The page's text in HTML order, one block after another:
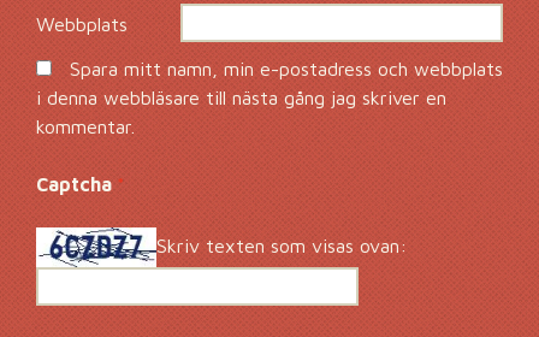
Webbplats
Spara mitt namn, min e-postadress och webbplats
i denna webbläsare till nästa gång jag skriver en
kommentar.
Captcha*
Skriv texten som visas ovan: